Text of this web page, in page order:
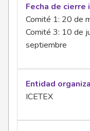
Fecha de cierre
Comité 1: 20 de
Comité 3: 10 de
septiembre
Entidad
ICETEX